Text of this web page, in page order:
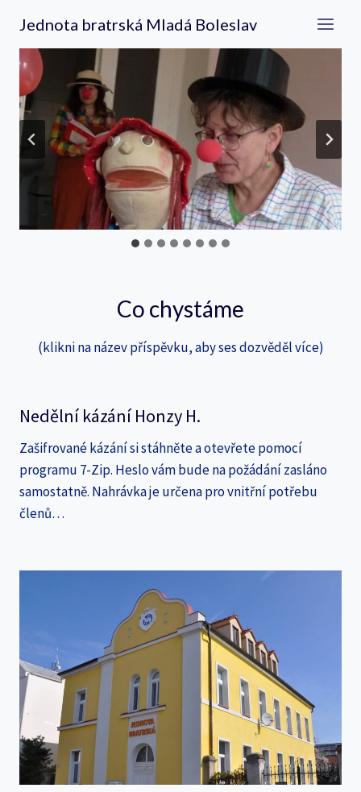
obsah
Jednota bratrská Mladá Boleslav
Co chystáme
(klikni na název příspěvku, aby ses dozvěděl více)
Nedělní kázání Honzy H.
Zašifrované kázání si stáhněte a otevřete pomocí
programu 7-Zip. Heslo vám bude na požádání zasláno
samostatně. Nahrávka je určena pro vnitřní potřebu
členů…